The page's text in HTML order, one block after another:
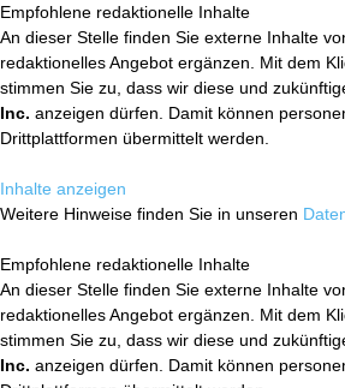
Empfohlene redaktionelle Inhalte
An dieser Stelle finden Sie externe Inhalte
redaktionelles Angebot ergänzen. Mit dem
stimmen Sie zu, dass wir diese und
Inc. anzeigen dürfen. Damit können
Drittplattformen übermittelt werden.
Inhalte anzeigen
Weitere Hinweise finden Sie in unseren
Empfohlene redaktionelle Inhalte
An dieser Stelle finden Sie externe Inhalte
redaktionelles Angebot ergänzen. Mit dem
stimmen Sie zu, dass wir diese und
Inc. anzeigen dürfen. Damit können